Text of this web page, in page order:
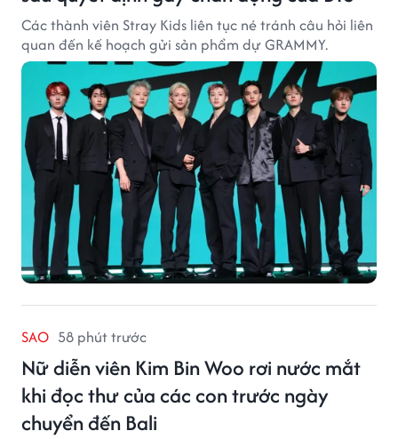
Các thành viên Stray Kids liên tục né tránh câu hỏi liên
quan đến kế hoạch gửi sản phẩm dự GRAMMY.
SAO 58 phút trước
Nữ diễn viên Kim Bin Woo rơi nước mắt
khi đọc thư của các con trước ngày
chuyển đến Bali